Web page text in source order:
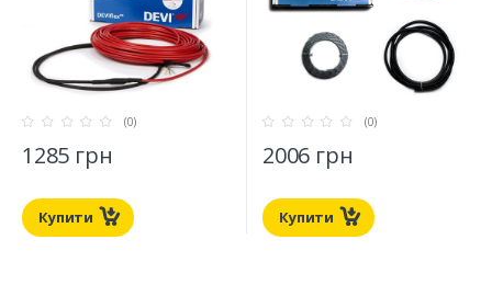
(0)
1285 грн
Купити
(0)
2006 грн
Купити